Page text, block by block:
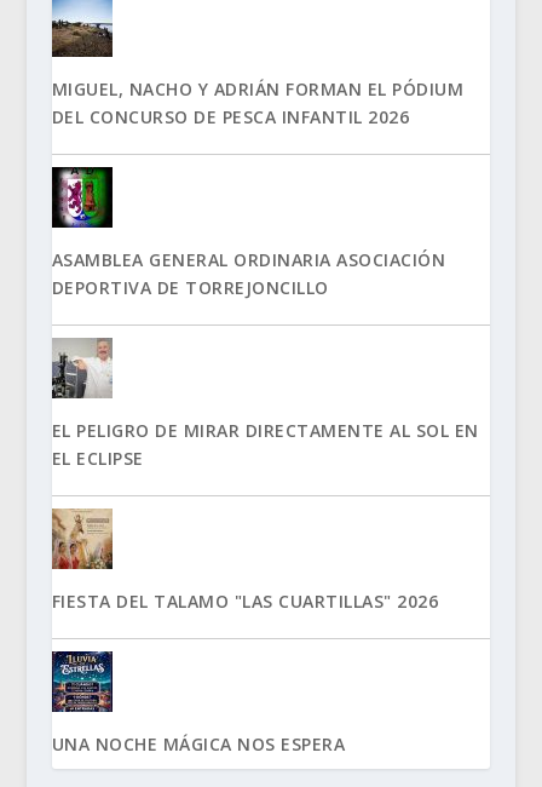
MIGUEL, NACHO Y ADRIÁN FORMAN EL PÓDIUM
DEL CONCURSO DE PESCA INFANTIL 2026
ASAMBLEA GENERAL ORDINARIA ASOCIACIÓN
DEPORTIVA DE TORREJONCILLO
EL PELIGRO DE MIRAR DIRECTAMENTE AL SOL EN
EL ECLIPSE
FIESTA DEL TALAMO "LAS CUARTILLAS" 2026
UNA NOCHE MÁGICA NOS ESPERA